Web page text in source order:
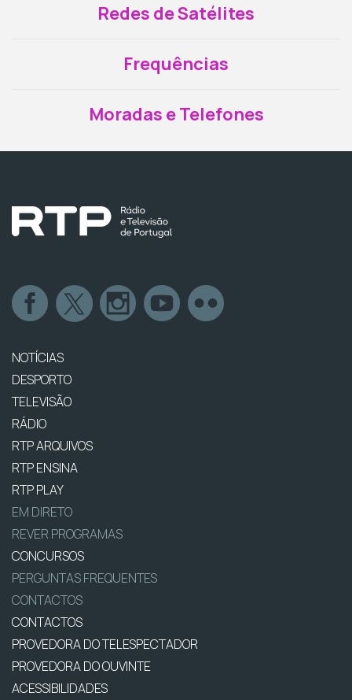
Redes de Satélites
Frequências
Moradas e Telefones
NOTÍCIAS
DESPORTO
TELEVISÃO
RÁDIO
RTP ARQUIVOS
RTP ENSINA
RTP PLAY
EM DIRETO
REVER PROGRAMAS
CONCURSOS
PERGUNTAS FREQUENTES
CONTACTOS
CONTACTOS
PROVEDORA DO TELESPECTADOR
PROVEDORA DO OUVINTE
ACESSIBILIDADES